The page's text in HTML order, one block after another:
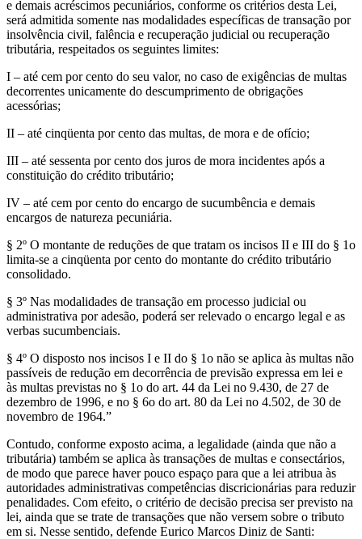
e demais acréscimos pecuniários, conforme os critérios desta Lei,
será admitida somente nas modalidades específicas de transação por
insolvência civil, falência e recuperação judicial ou recuperação
tributária, respeitados os seguintes limites:
I – até cem por cento do seu valor, no caso de exigências de multas
decorrentes unicamente do descumprimento de obrigações
acessórias;
II – até cinqüenta por cento das multas, de mora e de ofício;
III – até sessenta por cento dos juros de mora incidentes após a
constituição do crédito tributário;
IV – até cem por cento do encargo de sucumbência e demais
encargos de natureza pecuniária.
§ 2º O montante de reduções de que tratam os incisos II e III do § 1o
limita-se a cinqüenta por cento do montante do crédito tributário
consolidado.
§ 3º Nas modalidades de transação em processo judicial ou
administrativa por adesão, poderá ser relevado o encargo legal e as
verbas sucumbenciais.
§ 4º O disposto nos incisos I e II do § 1o não se aplica às multas não
passíveis de redução em decorrência de previsão expressa em lei e
às multas previstas no § 1o do art. 44 da Lei no 9.430, de 27 de
dezembro de 1996, e no § 6o do art. 80 da Lei no 4.502, de 30 de
novembro de 1964.”
Contudo, conforme exposto acima, a legalidade (ainda que não a
tributária) também se aplica às transações de multas e consectários,
de modo que parece haver pouco espaço para que a lei atribua às
autoridades administrativas competências discricionárias para reduzir
penalidades. Com efeito, o critério de decisão precisa ser previsto na
lei, ainda que se trate de transações que não versem sobre o tributo
em si. Nesse sentido, defende Eurico Marcos Diniz de Santi: